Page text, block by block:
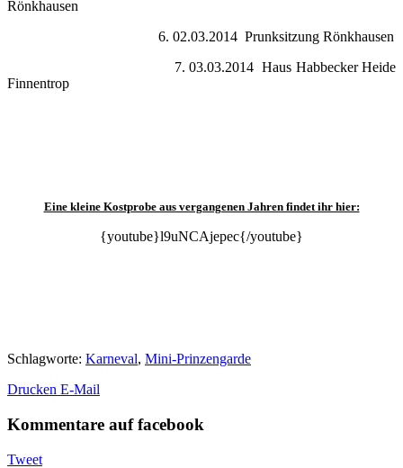
Rönkhausen
6. 02.03.2014 Prunksitzung Rönkhausen
7. 03.03.2014 Haus Habbecker Heide
Finnentrop
Eine kleine Kostprobe aus vergangenen Jahren findet ihr hier:
{youtube}l9uNCAjepec{/youtube}
Schlagworte: Karneval, Mini-Prinzengarde
Drucken E-Mail
Kommentare auf facebook
Tweet